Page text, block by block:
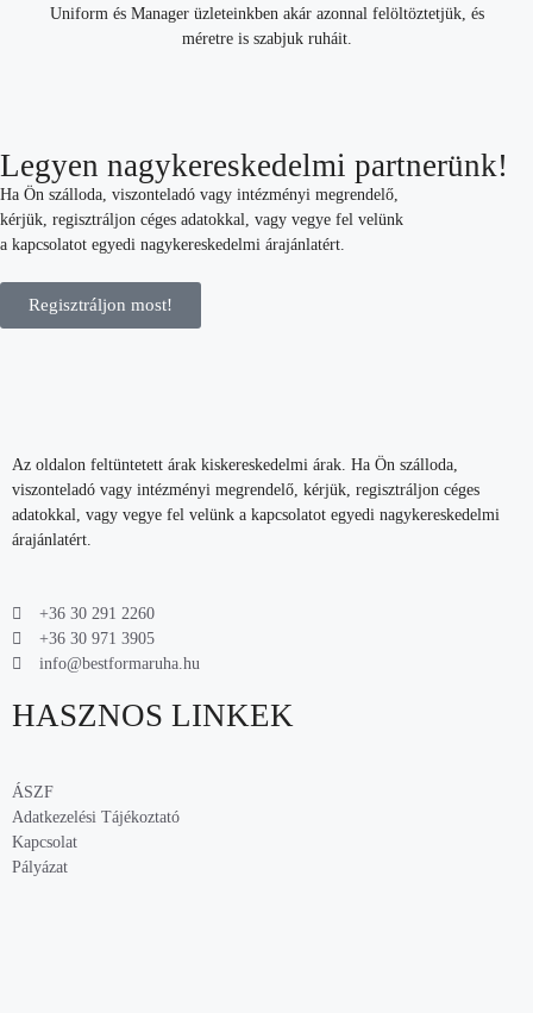
Uniform és Manager üzleteinkben akár azonnal felöltöztetjük, és
méretre is szabjuk ruháit.
Legyen nagykereskedelmi partnerünk!
Ha Ön szálloda, viszonteladó vagy intézményi megrendelő,
kérjük, regisztráljon céges adatokkal, vagy vegye fel velünk
a kapcsolatot egyedi nagykereskedelmi árajánlatért.
Regisztráljon most!
Az oldalon feltüntetett árak kiskereskedelmi árak. Ha Ön szálloda,
viszonteladó vagy intézményi megrendelő, kérjük, regisztráljon céges
adatokkal, vagy vegye fel velünk a kapcsolatot egyedi nagykereskedelmi
árajánlatért.
+36 30 291 2260
+36 30 971 3905
info@bestformaruha.hu
HASZNOS LINKEK
ÁSZF
Adatkezelési Tájékoztató
Kapcsolat
Pályázat